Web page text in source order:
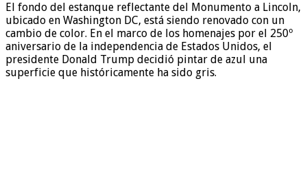
El fondo del estanque reflectante del Monumento a Lincoln,
ubicado en Washington DC, está siendo renovado con un
cambio de color. En el marco de los homenajes por el 250º
aniversario de la independencia de Estados Unidos, el
presidente Donald Trump decidió pintar de azul una
superficie que históricamente ha sido gris.